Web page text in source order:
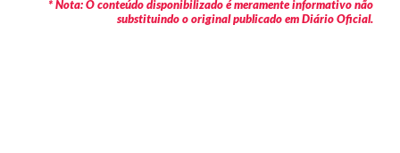
* Nota: O conteúdo disponibilizado é meramente informativo não
substituindo o original publicado em Diário Oficial.